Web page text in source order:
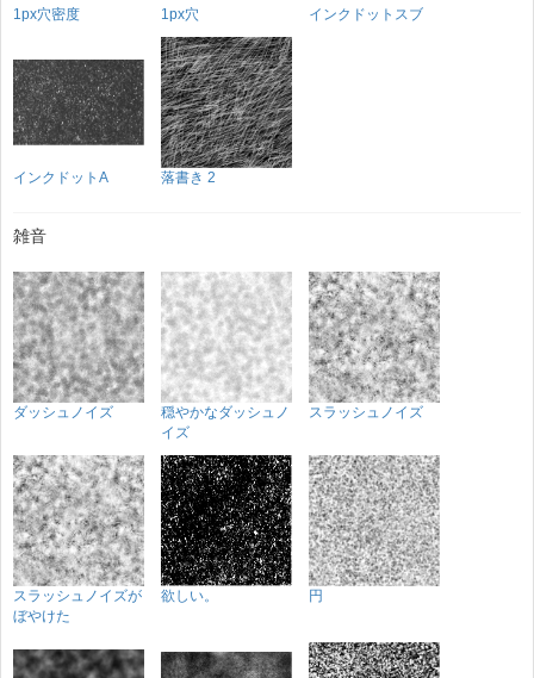
1px穴密度 1px穴 インクドットスブ
インクドットA 落書き 2
雑音
ダッシュノイズ
穏やかなダッシュノ
イズ
スラッシュノイズ
スラッシュノイズが
ぼやけた
欲しい。 円